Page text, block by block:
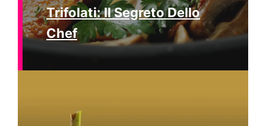
Trifolati: Il Segreto Dello
Chef